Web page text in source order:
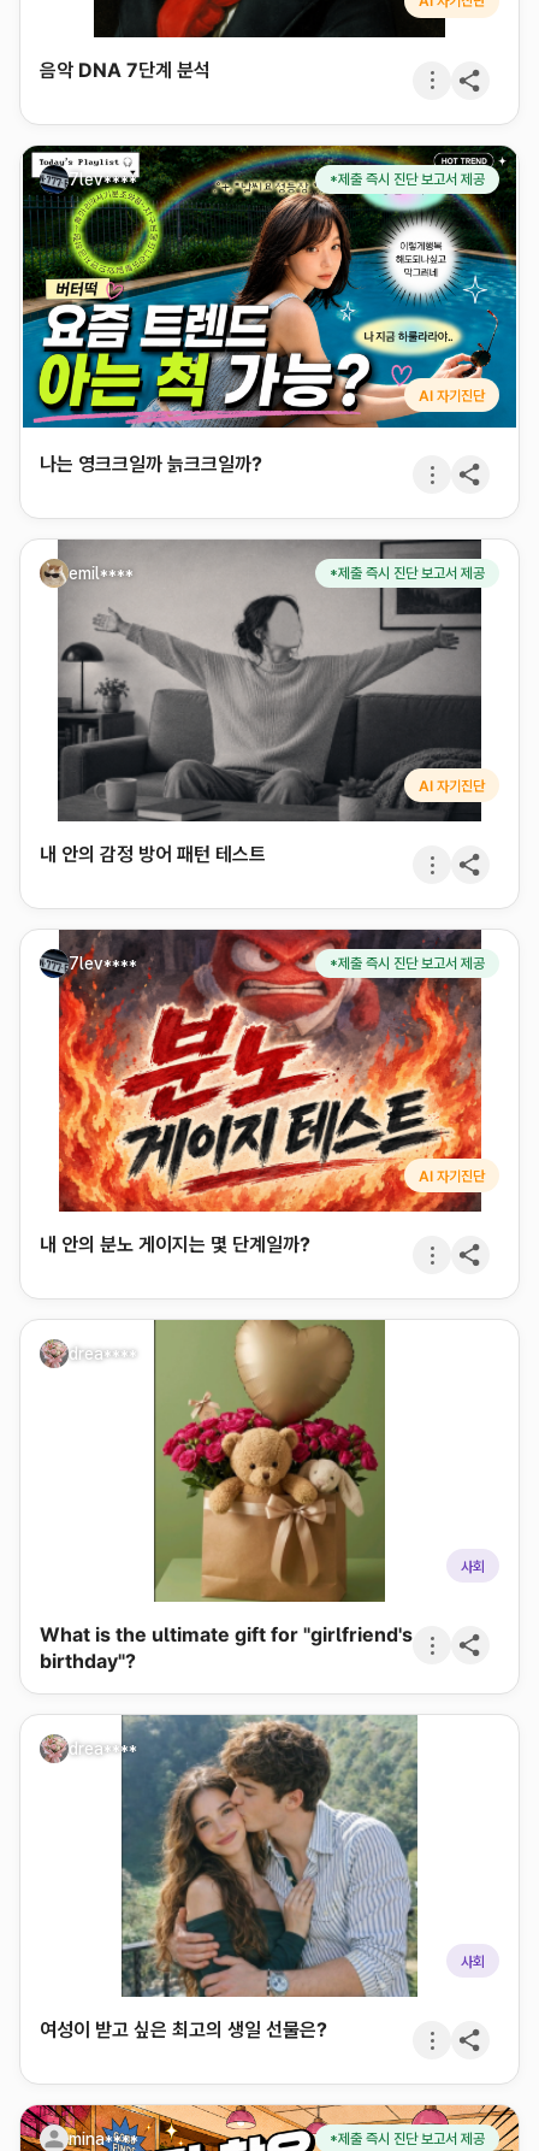
음악 DNA 7단계 분석
7lev**** *제출 즉시 진단 보고서 제공
AI 자기진단
나는 영크크일까 늙크크일까?
emil**** *제출 즉시 진단 보고서 제공
AI 자기진단
내 안의 감정 방어 패턴 테스트
7lev**** *제출 즉시 진단 보고서 제공
AI 자기진단
내 안의 분노 게이지는 몇 단계일까?
drea****
사회
What is the ultimate gift for "girlfriend's
birthday"?
drea****
사회
여성이 받고 싶은 최고의 생일 선물은?
mina**** *제출 즉시 진단 보고서 제공